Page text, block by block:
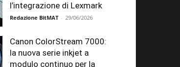
l’integrazione di Lexmark
Redazione BitMAT - 29/06/2026
Canon ColorStream 7000:
la nuova serie inkjet a
modulo continuo per la